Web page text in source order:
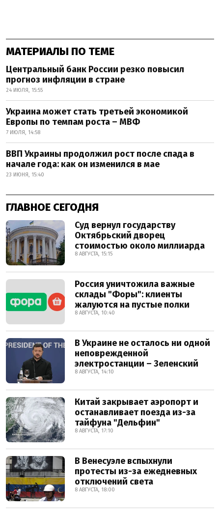
МАТЕРИАЛЫ ПО ТЕМЕ
Центральный банк России резко повысил
прогноз инфляции в стране
24 ИЮЛЯ, 15:55
Украина может стать третьей экономикой
Европы по темпам роста – МВФ
7 ИЮЛЯ, 14:58
ВВП Украины продолжил рост после спада в
начале года: как он изменился в мае
23 ИЮНЯ, 15:40
ГЛАВНОЕ СЕГОДНЯ
Суд вернул государству
Октябрьский дворец
стоимостью около миллиарда
8 АВГУСТА, 15:15
Россия уничтожила важные
склады "Форы": клиенты
жалуются на пустые полки
8 АВГУСТА, 10:40
В Украине не осталось ни одной
неповрежденной
электростанции – Зеленский
8 АВГУСТА, 14:10
Китай закрывает аэропорт и
останавливает поезда из-за
тайфуна "Дельфин"
8 АВГУСТА, 17:10
В Венесуэле вспыхнули
протесты из-за ежедневных
отключений света
8 АВГУСТА, 18:00